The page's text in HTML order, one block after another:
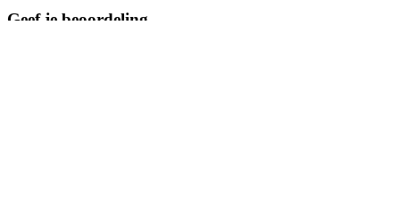
Geef je beoordeling